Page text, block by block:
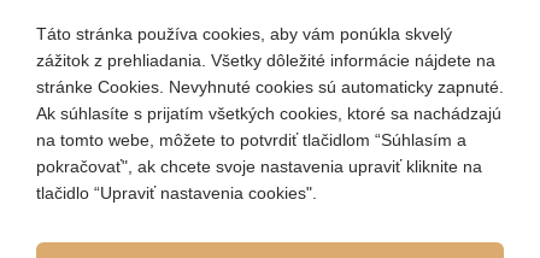
Informácie
Kontakt
Sociálne siete
Táto stránka používa cookies, aby vám ponúkla skvelý
zážitok z prehliadania. Všetky dôležité informácie nájdete na
stránke Cookies. Nevyhnuté cookies sú automaticky zapnuté.
Ak súhlasíte s prijatím všetkých cookies, ktoré sa nachádzajú
na tomto webe, môžete to potvrdiť tlačidlom “Súhlasím a
pokračovať", ak chcete svoje nastavenia upraviť kliknite na
tlačidlo “Upraviť nastavenia cookies".